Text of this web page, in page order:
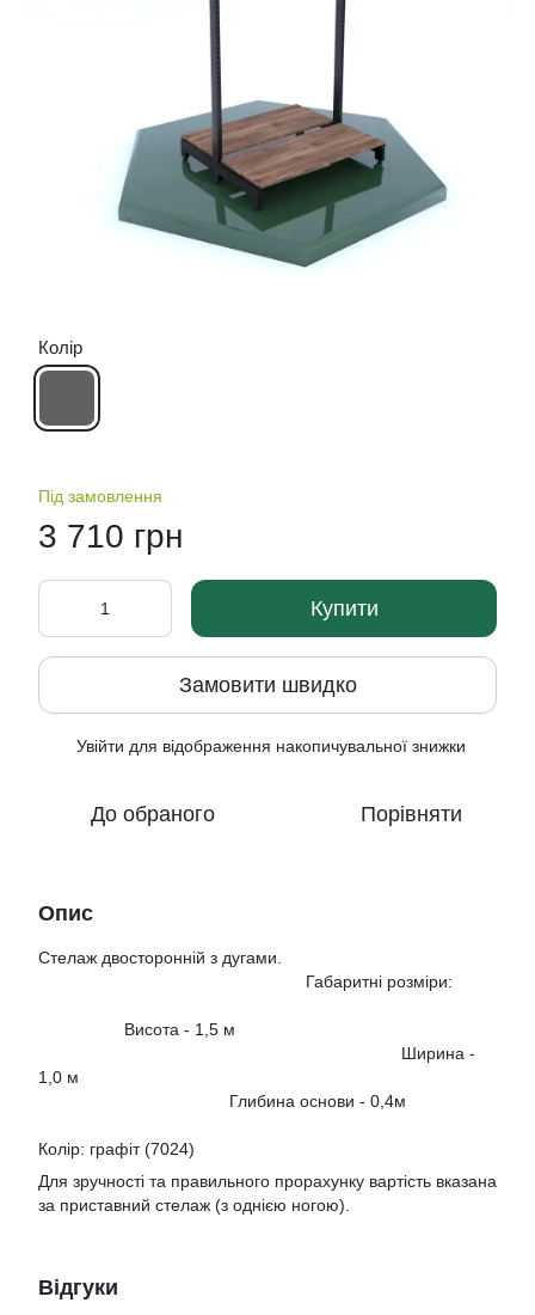
Колір
Під замовлення
3 710 грн
Купити
Замовити швидко
Увійти для відображення накопичувальної знижки
До обраного Порівняти
Опис
Стелаж двосторонній з дугами.
Габаритні розміри:
Висота - 1,5 м
Ширина -
1,0 м
Глибина основи - 0,4м
Колір: графіт (7024)
Для зручності та правильного прорахунку вартість вказана
за приставний стелаж (з однією ногою).
Відгуки